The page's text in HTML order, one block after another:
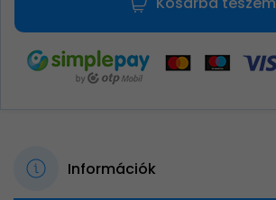
Információk